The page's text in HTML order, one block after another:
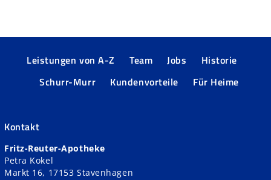
Leistungen von A-Z Team Jobs
Historie
Schurr-Murr
Kundenvorteile Für Heime
Kontakt
Fritz-Reuter-Apotheke
Petra Kokel
Markt 16, 17153 Stavenhagen